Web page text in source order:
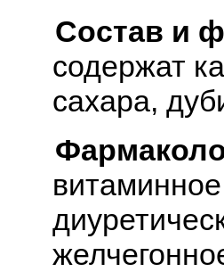
Состав и
содержат
сахара,